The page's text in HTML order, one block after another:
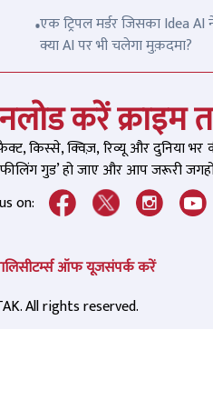
एक ट्रिपल मर्डर जिसका Idea AI
क्या AI पर भी चलेगा मुक़दमा?
करें क्राइम
किस्से, क्विज़, रिव्यू और दुनिया भर
गुड’ हो जाए और आप जरूरी
on:
टर्म्स ऑफ यूजसंपर्क करें
All rights reserved.